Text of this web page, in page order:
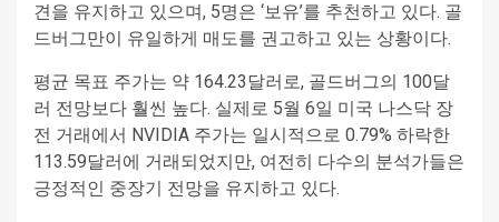
견을 유지하고 있으며, 5명은 ‘보유’를 추천하고 있다. 골
드버그만이 유일하게 매도를 권고하고 있는 상황이다.
평균 목표 주가는 약 164.23달러로, 골드버그의 100달
러 전망보다 훨씬 높다. 실제로 5월 6일 미국 나스닥 장
전 거래에서 NVIDIA 주가는 일시적으로 0.79% 하락한
113.59달러에 거래되었지만, 여전히 다수의 분석가들은
긍정적인 중장기 전망을 유지하고 있다.